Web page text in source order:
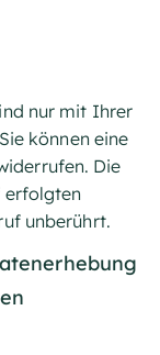
nur mit Ihrer
können eine
Die
erfolgten
unberührt.